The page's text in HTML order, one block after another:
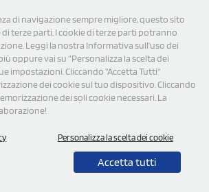
di navigazione sempre migliore, questo sito
terze parti. I cookie di terze parti potranno
Leggi la nostra Informativa sull’uso dei
oppure vai su “Personalizza la scelta dei
impostazioni. Cliccando "Accetta Tutti"
dei cookie sul tuo dispositivo. Cliccando
dei soli cookie necessari. La
Personalizza la scelta dei cookie
Accetta tutti
Riservati StampaSi S.r.l.